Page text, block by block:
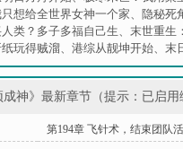
想给全世界女神一个家、 隐秘死
类？多子多福自己生、 末世重生
玩得贼溜、 港综从靓坤开始、 末
成神》最新章节（提示：已启
第194章 飞针术，结束团队